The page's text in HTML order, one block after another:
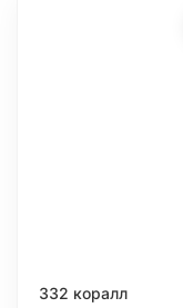
332 коралл